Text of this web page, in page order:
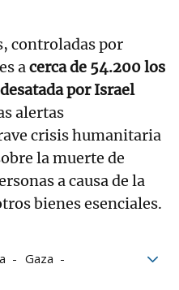
controladas por
acerca de 54.200 los
por Israel
alertas
crisis humanitaria
la muerte de
a causa de la
bienes esenciales.
Gaza